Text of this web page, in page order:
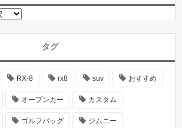
タグ
RX-8 rx8 suv おすすめ
オープンカー カスタム
ゴルフバッグ ジムニー